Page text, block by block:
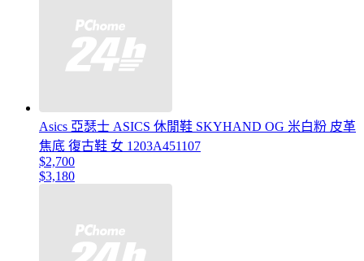
Asics 亞瑟士 ASICS 休閒鞋 SKYHAND OG 米白粉 皮革
焦底 復古鞋 女 1203A451107
$2,700
$3,180